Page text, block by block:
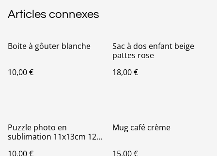
Articles connexes
Boite à gôuter blanche
10,00 €
Sac à dos enfant beige
pattes rose
18,00 €
Puzzle photo en
sublimation 11x13cm 12
10,00 €
Mug café crème
15,00 €